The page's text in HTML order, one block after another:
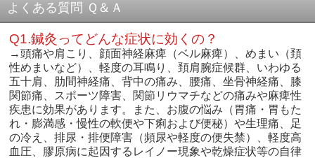
よくある質問 Ｑ＆Ａ
Q1.鍼灸ってどんな症状に効くの？
→頭痛や肩こり、顔面神経麻痺（ベル麻痺）、めまい（頚
性めまいなど）、軽度の耳鳴り、頚肩腕症候群、いわゆる
五十肩、肋間神経痛、背中の痛み、腰痛、坐骨神経痛、膝
関節痛、スポーツ障害、関節リウマチなどの痛みや麻痺性
疾患に効果があります。また、お腹の悩み（胃痛・胃もた
れ・膨満感・慢性の軟便や下痢および便秘）や生理痛、足
の冷え、排尿・排便障害（頻尿や軽度の便失禁）、軽度高
血圧、膠原病に起因するレイノー現象や乾燥症状等の自律